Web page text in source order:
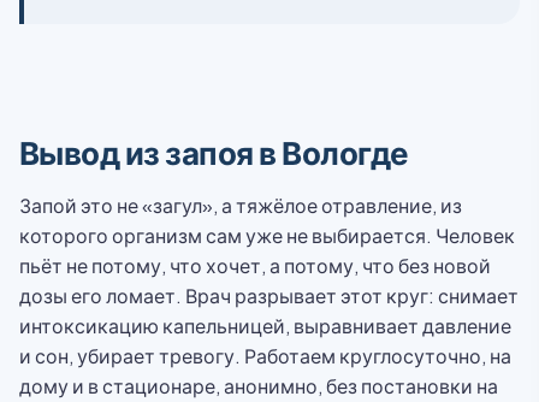
Вывод из запоя в Вологде
Запой это не «загул», а тяжёлое отравление, из
которого организм сам уже не выбирается. Человек
пьёт не потому, что хочет, а потому, что без новой
дозы его ломает. Врач разрывает этот круг: снимает
интоксикацию капельницей, выравнивает давление
и сон, убирает тревогу. Работаем круглосуточно, на
дому и в стационаре, анонимно, без постановки на